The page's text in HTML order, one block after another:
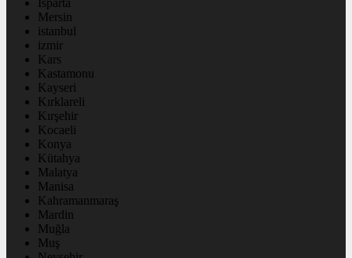
Isparta
Mersin
istanbul
izmir
Kars
Kastamonu
Kayseri
Kırklareli
Kırşehir
Kocaeli
Konya
Kütahya
Malatya
Manisa
Kahramanmaraş
Mardin
Muğla
Muş